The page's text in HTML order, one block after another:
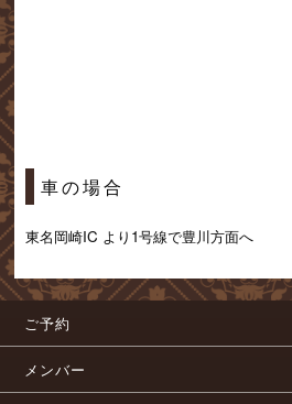
車の場合
東名岡崎IC より1号線で豊川方面へ
ご予約
メンバー